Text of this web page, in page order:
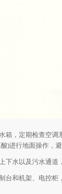
，定期检查空调
)进行地面操作，
水以及污水通道
和机架、电控柜
产厂家